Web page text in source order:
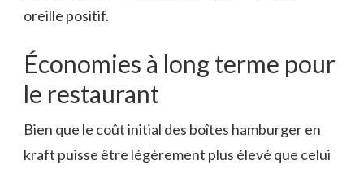
oreille positif.
Économies à long terme pour
le restaurant
Bien que le coût initial des boîtes hamburger en
kraft puisse être légèrement plus élevé que celui